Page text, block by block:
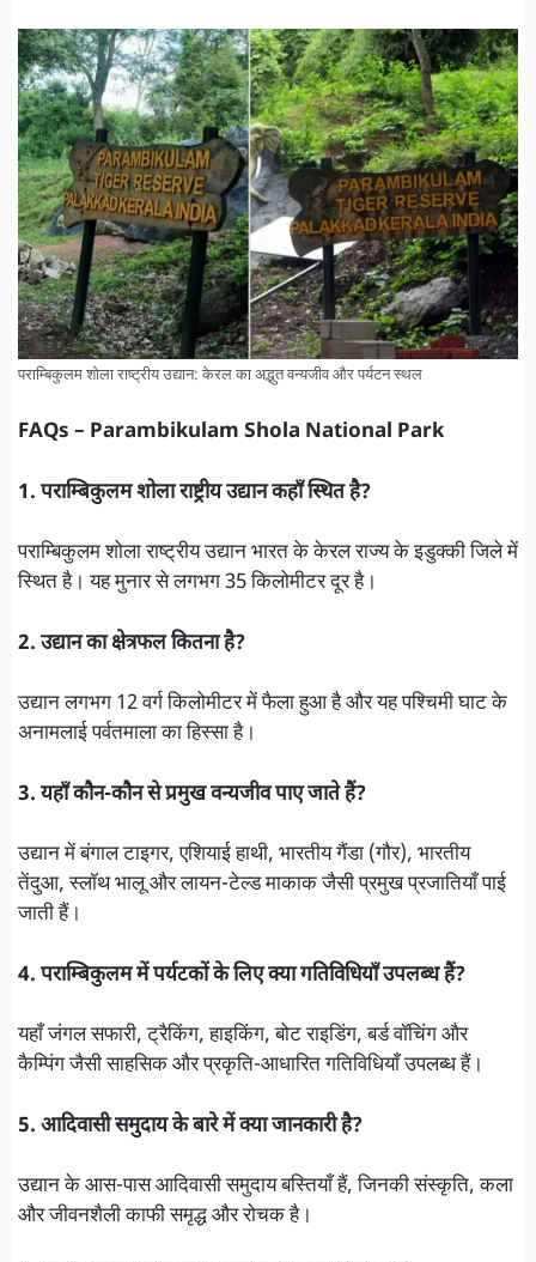
पराम्बिकुलम शोला राष्ट्रीय उद्यान: केरल का अद्भुत वन्यजीव और पर्यटन स्थल
FAQs – Parambikulam Shola National Park
1. पराम्बिकुलम शोला राष्ट्रीय उद्यान कहाँ स्थित है?
पराम्बिकुलम शोला राष्ट्रीय उद्यान भारत के केरल राज्य के इडुक्की जिले में
स्थित है। यह मुनार से लगभग 35 किलोमीटर दूर है।
2. उद्यान का क्षेत्रफल कितना है?
उद्यान लगभग 12 वर्ग किलोमीटर में फैला हुआ है और यह पश्चिमी घाट के
अनामलाई पर्वतमाला का हिस्सा है।
3. यहाँ कौन-कौन से प्रमुख वन्यजीव पाए जाते हैं?
उद्यान में बंगाल टाइगर, एशियाई हाथी, भारतीय गैंडा (गौर), भारतीय
तेंदुआ, स्लॉथ भालू और लायन-टेल्ड माकाक जैसी प्रमुख प्रजातियाँ पाई
जाती हैं।
4. पराम्बिकुलम में पर्यटकों के लिए क्या गतिविधियाँ उपलब्ध हैं?
यहाँ जंगल सफारी, ट्रैकिंग, हाइकिंग, बोट राइडिंग, बर्ड वॉचिंग और
कैम्पिंग जैसी साहसिक और प्रकृति-आधारित गतिविधियाँ उपलब्ध हैं।
5. आदिवासी समुदाय के बारे में क्या जानकारी है?
उद्यान के आस-पास आदिवासी समुदाय बस्तियाँ हैं, जिनकी संस्कृति, कला
और जीवनशैली काफी समृद्ध और रोचक है।